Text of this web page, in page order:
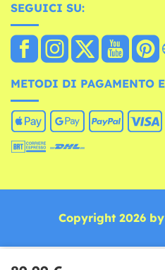
SEGUICI SU:
METODI DI PAGAMENTO
Copyright 2026